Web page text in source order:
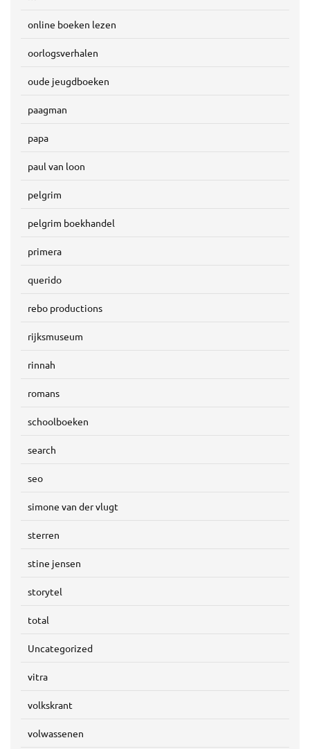
online boeken lezen
oorlogsverhalen
oude jeugdboeken
paagman
papa
paul van loon
pelgrim
pelgrim boekhandel
primera
querido
rebo productions
rijksmuseum
rinnah
romans
schoolboeken
search
seo
simone van der vlugt
sterren
stine jensen
storytel
total
Uncategorized
vitra
volkskrant
volwassenen